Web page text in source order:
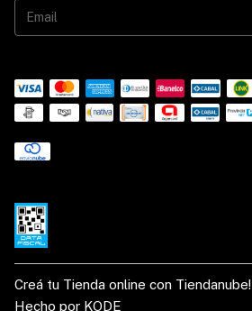
Creá tu Tienda online con Tiendanube!
Hecho por KODE